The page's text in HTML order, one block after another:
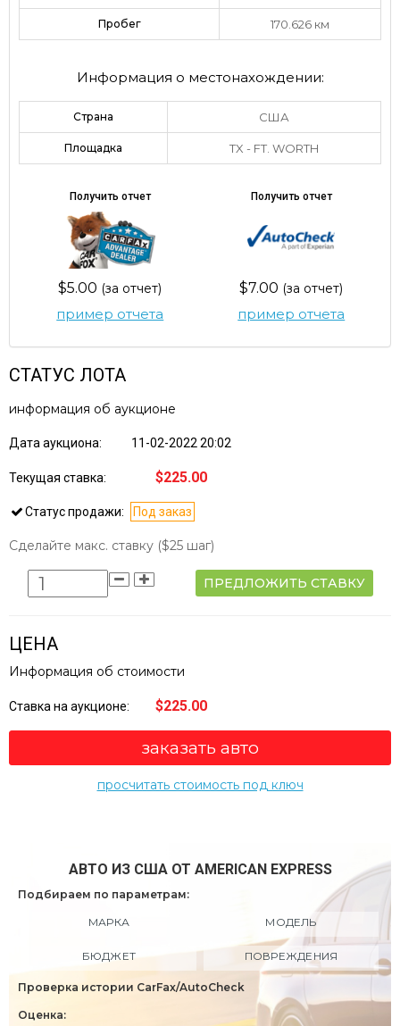
Пробег 170.626 км
Информация о местонахождении:
Страна США
Площадка TX - FT. WORTH
Получить отчет
$5.00 (за отчет)
пример отчета
Получить отчет
$7.00 (за отчет)
пример отчета
СТАТУС ЛОТА
информация об аукционе
Дата аукциона: 11-02-2022 20:02
Текущая ставка: $225.00
Статус продажи: Под заказ
Сделайте макс. ставку ($25 шаг)
ПРЕДЛОЖИТЬ СТАВКУ
ЦЕНА
Информация об стоимости
Ставка на аукционе: $225.00
заказать авто
просчитать стоимость под ключ
АВТО ИЗ США ОТ AMERICAN EXPRESS
Подбираем по параметрам:
МАРКА МОДЕЛЬ
БЮДЖЕТ ПОВРЕЖДЕНИЯ
Проверка истории CarFax/AutoCheck
Оценка: